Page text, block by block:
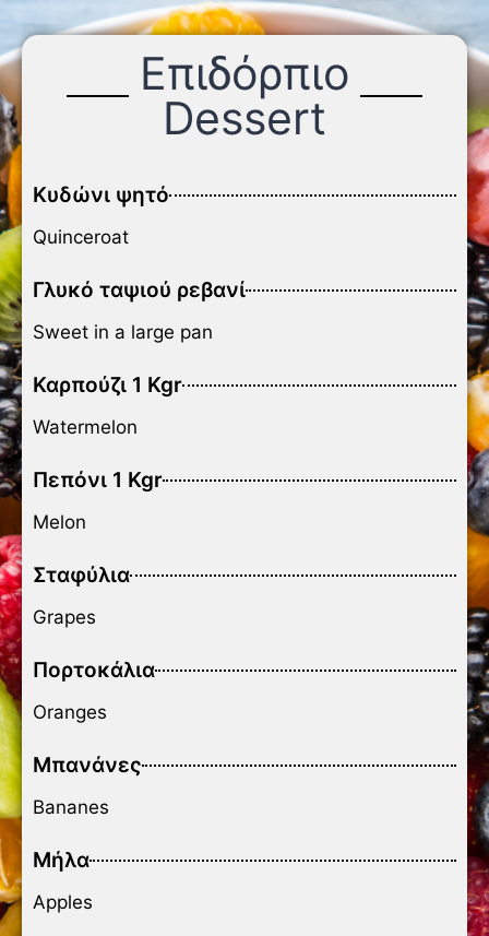
Επιδόρπιο
Dessert
Κυδώνι ψητό
Quinceroat
Γλυκό ταψιού ρεβανί
Sweet in a large pan
Καρπούζι 1 Kgr
Watermelon
Πεπόνι 1 Kgr
Melon
Σταφύλια
Grapes
Πορτοκάλια
Oranges
Μπανάνες
Bananes
Μήλα
Apples